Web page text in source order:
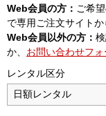
Web会員の方： ご希
で専用ご注文サイト
Web会員以外の方：
か、 お問い合わせフォ
レンタル区分